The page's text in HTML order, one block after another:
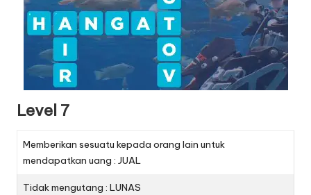
Level 7
Memberikan sesuatu kepada orang lain untuk
mendapatkan uang : JUAL
Tidak mengutang : LUNAS